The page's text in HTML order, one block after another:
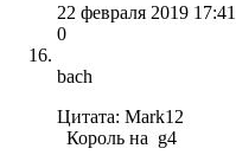
22 февраля 2019 17:41
0
bach
Цитата: Mark12
Король на g4